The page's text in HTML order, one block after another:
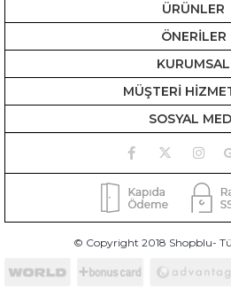
ÜRÜNLER
ÖNERİLER
KURUMSAL
MÜŞTERİ
SOSYAL
© Copyright 2018 Shopblu-